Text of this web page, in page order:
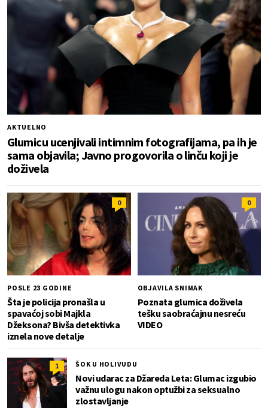
AKTUELNO
Glumicu ucenjivali intimnim fotografijama, pa ih je
sama objavila; Javno progovorila o linču koji je
doživela
0
POSLE 23 GODINE
Šta je policija pronašla u
spavaćoj sobi Majkla
Džeksona? Bivša detektivka
iznela nove detalje
0
OBJAVILA SNIMAK
Poznata glumica doživela
tešku saobraćajnu nesreću
VIDEO
1 ŠOK U HOLIVUDU
Novi udarac za Džareda Leta: Glumac izgubio
važnu ulogu nakon optužbi za seksualno
zlostavljanje